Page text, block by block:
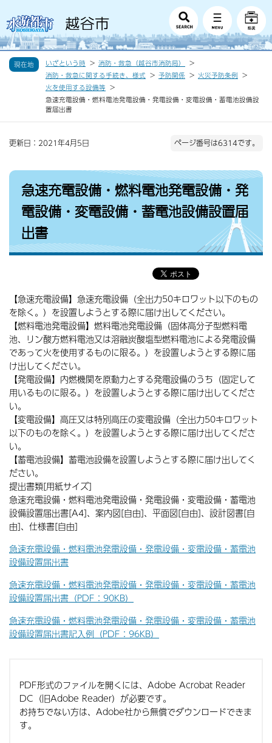
現在地 いざという時
消防・救急（越谷市消防局）
消防・救急に関する手続き、様式
予防関係
火災予防条例
火を使用する設備等
急速充電設備・燃料電池発電設備・発電設備・変電設備・蓄電池設備設
置届出書
更新日：2021年4月5日 ページ番号は6314です。
急速充電設備・燃料電池発電設備・発
電設備・変電設備・蓄電池設備設置届
出書
【急速充電設備】急速充電設備（全出力50キロワット以下のもの
を除く。）を設置しようとする際に届け出してください。
【燃料電池発電設備】燃料電池発電設備（固体高分子型燃料電
池、リン酸方燃料電池又は溶融炭酸塩型燃料電池による発電設備
であって火を使用するものに限る。）を設置しようとする際に届
け出してください。
【発電設備】内燃機関を原動力とする発電設備のうち（固定して
用いるものに限る。）を設置しようとする際に届け出してくださ
い。
【変電設備】高圧又は特別高圧の変電設備（全出力50キロワット
以下のものを除く。）を設置しようとする際に届け出してくださ
い。
【蓄電池設備】蓄電池設備を設置しようとする際に届け出してく
ださい。
提出書類[用紙サイズ]
急速充電設備・燃料電池発電設備・発電設備・変電設備・蓄電池
設備設置届出書[A4]、案内図[自由]、平面図[自由]、設計図書[自
由]、仕様書[自由]
急速充電設備・燃料電池発電設備・発電設備・変電設備・蓄電池
設備設置届出書
急速充電設備・燃料電池発電設備・発電設備・変電設備・蓄電池
設備設置届出書（PDF：90KB）
急速充電設備・燃料電池発電設備・発電設備・変電設備・蓄電池
設備設置届出書記入例（PDF：96KB）
PDF形式のファイルを開くには、Adobe Acrobat Reader
DC（旧Adobe Reader）が必要です。
お持ちでない方は、Adobe社から無償でダウンロードできま
す。